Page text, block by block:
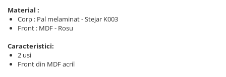
Material :
Corp : Pal melaminat - Stejar K003
Front : MDF - Rosu
Caracteristici:
2 usi
Front din MDF acril